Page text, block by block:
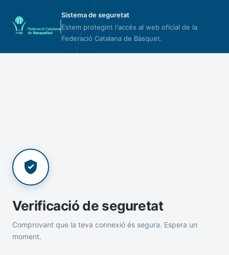
Sistema de seguretat
Estem protegint l'accés al web oficial de la
Federació Catalana de Bàsquet.
Verificació de seguretat
Comprovant que la teva connexió és segura. Espera un
moment.